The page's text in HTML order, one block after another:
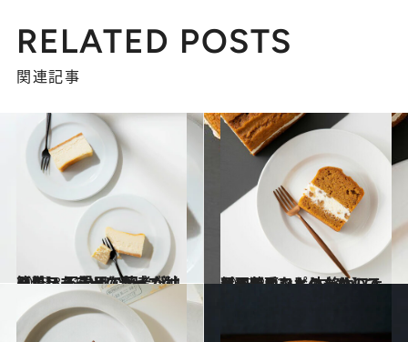
RELATED POSTS
関連記事
2023.8.11
【ニューヨークチーズケーキ】 不器用な著者が辿り着いた 混ぜて焼くだけ簡単スイーツレシピ
グルメ 2023.8.12
料理苦手な人のためのスイーツレシピ 本格カフェ風で断面もおしゃれ！【キャロットケーキ】でおうちカフェ
グルメ